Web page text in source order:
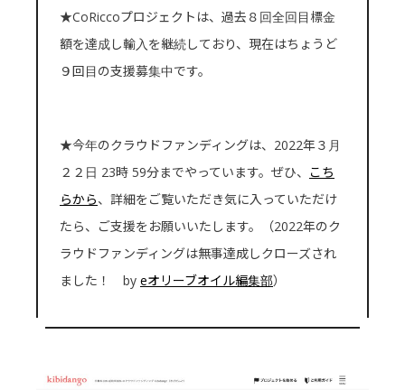
★CoRiccoプロジェクトは、過去８回全回目標金
額を達成し輸入を継続しており、現在はちょうど
９回目の支援募集中です。
★今年のクラウドファンディングは、2022年３月
２２日 23時 59分までやっています。ぜひ、 こち
らから、詳細をご覧いただき気に入っていただけ
たら、ご支援をお願いいたします。（2022年のク
ラウドファンディングは無事達成しクローズされ
ました！ by eオリーブオイル編集部）